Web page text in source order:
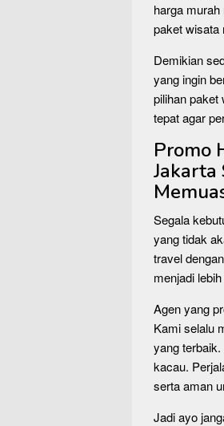
harga
paket wisata
Demikian
yang ingin
pilihan paket
tepat agar
Promo
Jakarta
Segala
yang tidak
travel
menjadi
Agen yang
Kami selalu
yang
kacau.
serta aman
Jadi ayo